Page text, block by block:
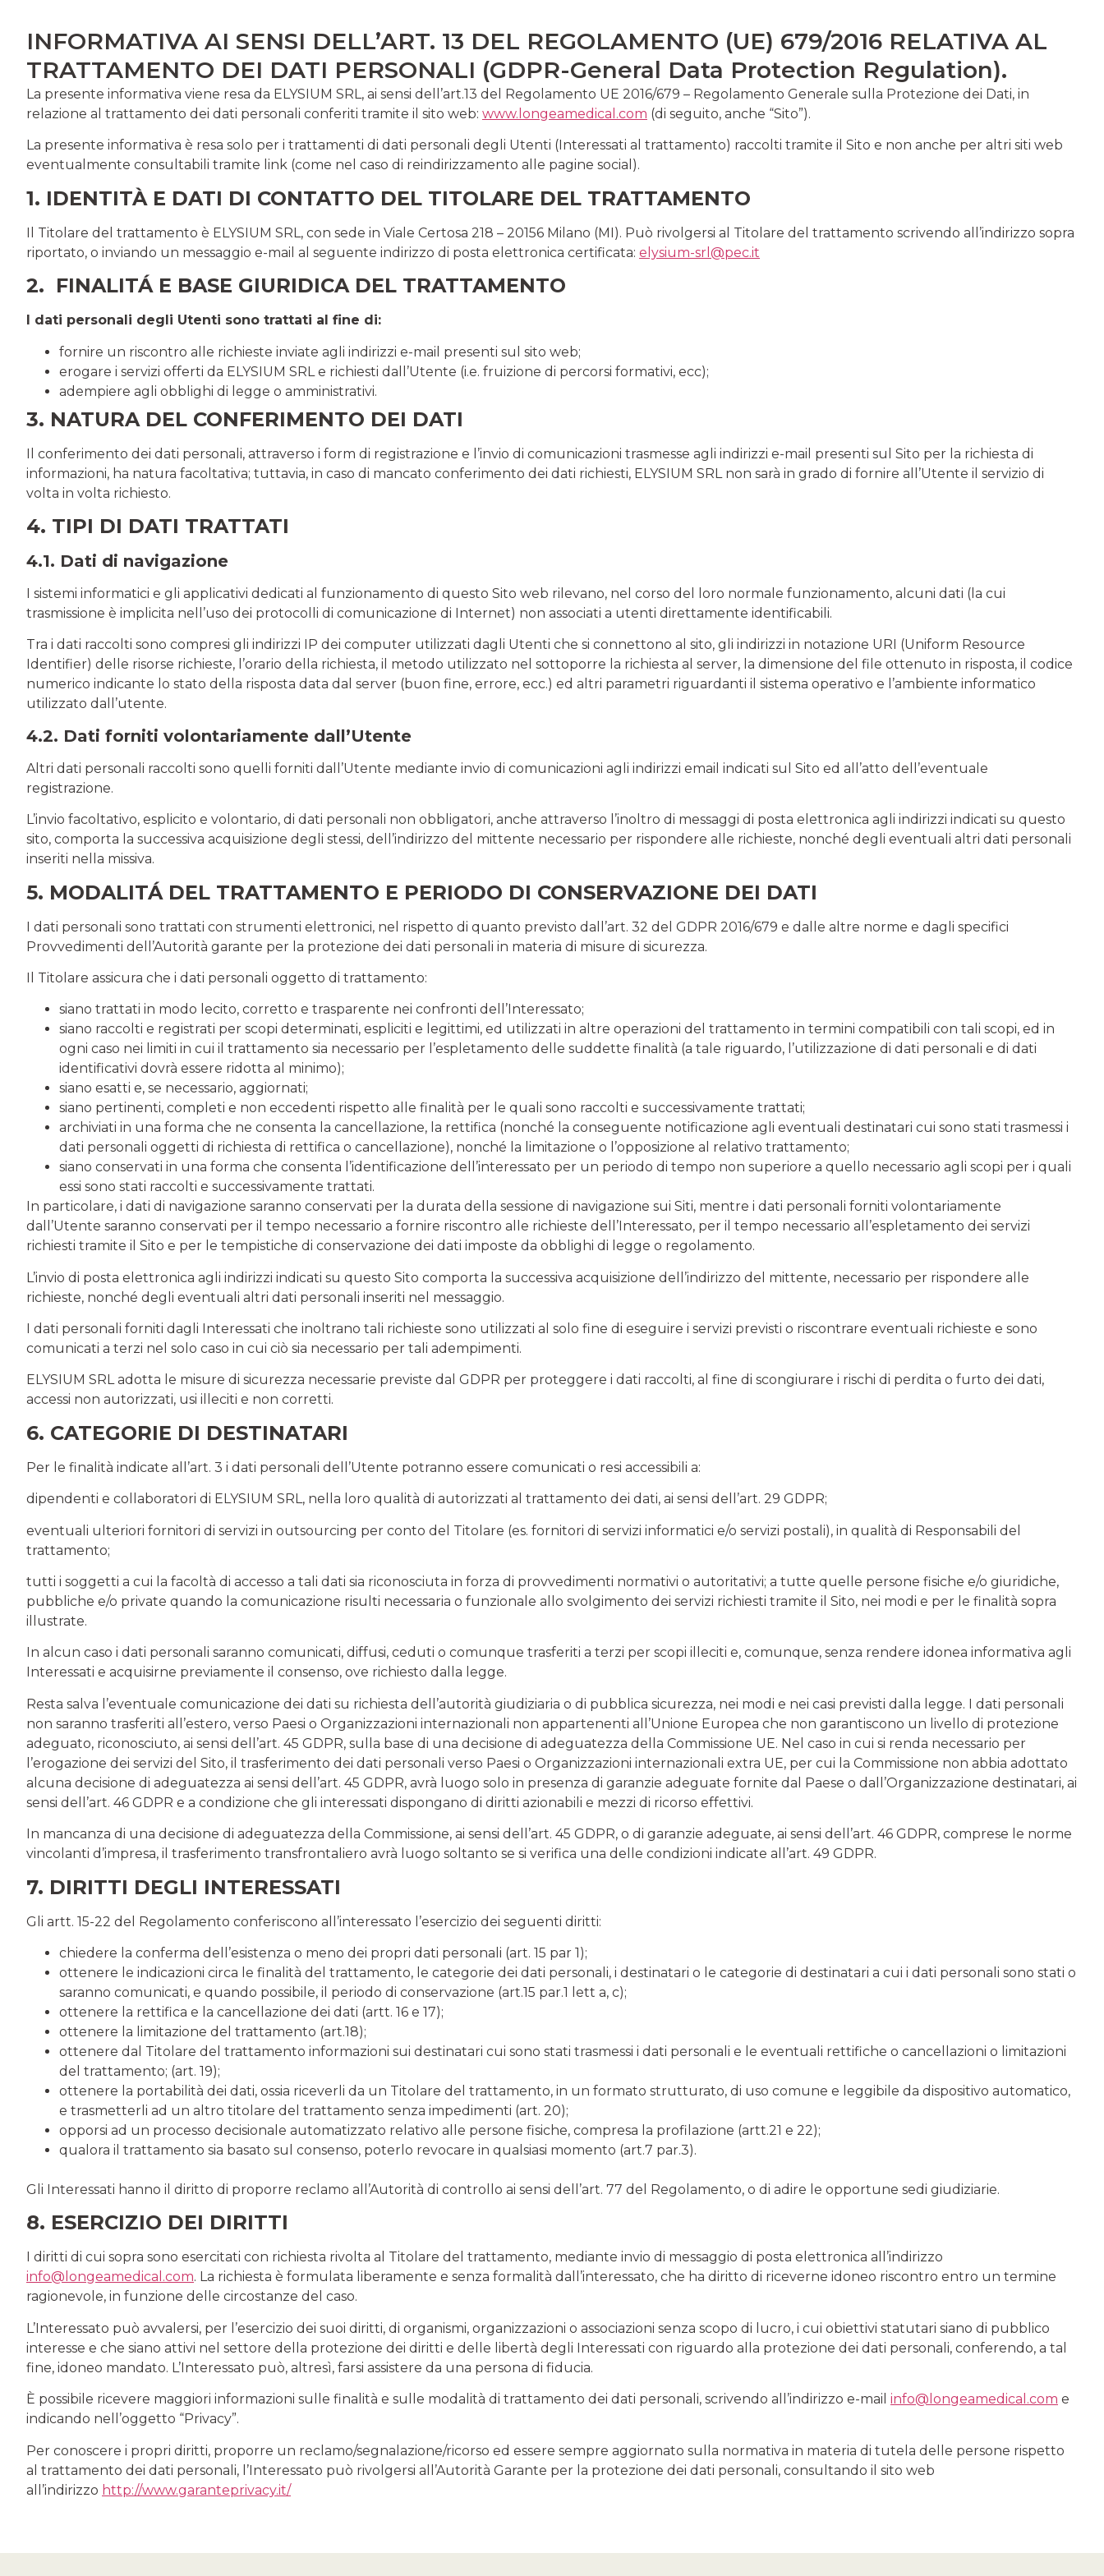
INFORMATIVA AI SENSI DELL’ART. 13 DEL REGOLAMENTO (UE) 679/2016 RELATIVA AL
TRATTAMENTO DEI DATI PERSONALI (GDPR-General Data Protection Regulation).
La presente informativa viene resa da ELYSIUM SRL, ai sensi dell’art.13 del Regolamento UE 2016/679 – Regolamento Generale sulla Protezione dei Dati, in
relazione al trattamento dei dati personali conferiti tramite il sito web: www.longeamedical.com (di seguito, anche “Sito”).
La presente informativa è resa solo per i trattamenti di dati personali degli Utenti (Interessati al trattamento) raccolti tramite il Sito e non anche per altri siti web
eventualmente consultabili tramite link (come nel caso di reindirizzamento alle pagine social).
1. IDENTITÀ E DATI DI CONTATTO DEL TITOLARE DEL TRATTAMENTO
Il Titolare del trattamento è ELYSIUM SRL, con sede in Viale Certosa 218 – 20156 Milano (MI). Può rivolgersi al Titolare del trattamento scrivendo all’indirizzo sopra
riportato, o inviando un messaggio e-mail al seguente indirizzo di posta elettronica certificata: elysium-srl@pec.it
2. FINALITÁ E BASE GIURIDICA DEL TRATTAMENTO
I dati personali degli Utenti sono trattati al fine di:
fornire un riscontro alle richieste inviate agli indirizzi e-mail presenti sul sito web;
erogare i servizi offerti da ELYSIUM SRL e richiesti dall’Utente (i.e. fruizione di percorsi formativi, ecc);
adempiere agli obblighi di legge o amministrativi.
3. NATURA DEL CONFERIMENTO DEI DATI
Il conferimento dei dati personali, attraverso i form di registrazione e l’invio di comunicazioni trasmesse agli indirizzi e-mail presenti sul Sito per la richiesta di
informazioni, ha natura facoltativa; tuttavia, in caso di mancato conferimento dei dati richiesti, ELYSIUM SRL non sarà in grado di fornire all’Utente il servizio di
volta in volta richiesto.
4. TIPI DI DATI TRATTATI
4.1. Dati di navigazione
I sistemi informatici e gli applicativi dedicati al funzionamento di questo Sito web rilevano, nel corso del loro normale funzionamento, alcuni dati (la cui
trasmissione è implicita nell’uso dei protocolli di comunicazione di Internet) non associati a utenti direttamente identificabili.
Tra i dati raccolti sono compresi gli indirizzi IP dei computer utilizzati dagli Utenti che si connettono al sito, gli indirizzi in notazione URI (Uniform Resource
Identifier) delle risorse richieste, l’orario della richiesta, il metodo utilizzato nel sottoporre la richiesta al server, la dimensione del file ottenuto in risposta, il codice
numerico indicante lo stato della risposta data dal server (buon fine, errore, ecc.) ed altri parametri riguardanti il sistema operativo e l’ambiente informatico
utilizzato dall’utente.
4.2. Dati forniti volontariamente dall’Utente
Altri dati personali raccolti sono quelli forniti dall’Utente mediante invio di comunicazioni agli indirizzi email indicati sul Sito ed all’atto dell’eventuale
registrazione.
L’invio facoltativo, esplicito e volontario, di dati personali non obbligatori, anche attraverso l’inoltro di messaggi di posta elettronica agli indirizzi indicati su questo
sito, comporta la successiva acquisizione degli stessi, dell’indirizzo del mittente necessario per rispondere alle richieste, nonché degli eventuali altri dati personali
inseriti nella missiva.
5. MODALITÁ DEL TRATTAMENTO E PERIODO DI CONSERVAZIONE DEI DATI
I dati personali sono trattati con strumenti elettronici, nel rispetto di quanto previsto dall’art. 32 del GDPR 2016/679 e dalle altre norme e dagli specifici
Provvedimenti dell’Autorità garante per la protezione dei dati personali in materia di misure di sicurezza.
Il Titolare assicura che i dati personali oggetto di trattamento:
siano trattati in modo lecito, corretto e trasparente nei confronti dell’Interessato;
siano raccolti e registrati per scopi determinati, espliciti e legittimi, ed utilizzati in altre operazioni del trattamento in termini compatibili con tali scopi, ed in
ogni caso nei limiti in cui il trattamento sia necessario per l’espletamento delle suddette finalità (a tale riguardo, l’utilizzazione di dati personali e di dati
identificativi dovrà essere ridotta al minimo);
siano esatti e, se necessario, aggiornati;
siano pertinenti, completi e non eccedenti rispetto alle finalità per le quali sono raccolti e successivamente trattati;
archiviati in una forma che ne consenta la cancellazione, la rettifica (nonché la conseguente notificazione agli eventuali destinatari cui sono stati trasmessi i
dati personali oggetti di richiesta di rettifica o cancellazione), nonché la limitazione o l’opposizione al relativo trattamento;
siano conservati in una forma che consenta l’identificazione dell’interessato per un periodo di tempo non superiore a quello necessario agli scopi per i quali
essi sono stati raccolti e successivamente trattati.
In particolare, i dati di navigazione saranno conservati per la durata della sessione di navigazione sui Siti, mentre i dati personali forniti volontariamente
dall’Utente saranno conservati per il tempo necessario a fornire riscontro alle richieste dell’Interessato, per il tempo necessario all’espletamento dei servizi
richiesti tramite il Sito e per le tempistiche di conservazione dei dati imposte da obblighi di legge o regolamento.
L’invio di posta elettronica agli indirizzi indicati su questo Sito comporta la successiva acquisizione dell’indirizzo del mittente, necessario per rispondere alle
richieste, nonché degli eventuali altri dati personali inseriti nel messaggio.
I dati personali forniti dagli Interessati che inoltrano tali richieste sono utilizzati al solo fine di eseguire i servizi previsti o riscontrare eventuali richieste e sono
comunicati a terzi nel solo caso in cui ciò sia necessario per tali adempimenti.
ELYSIUM SRL adotta le misure di sicurezza necessarie previste dal GDPR per proteggere i dati raccolti, al fine di scongiurare i rischi di perdita o furto dei dati,
accessi non autorizzati, usi illeciti e non corretti.
6. CATEGORIE DI DESTINATARI
Per le finalità indicate all’art. 3 i dati personali dell’Utente potranno essere comunicati o resi accessibili a:
dipendenti e collaboratori di ELYSIUM SRL, nella loro qualità di autorizzati al trattamento dei dati, ai sensi dell’art. 29 GDPR;
eventuali ulteriori fornitori di servizi in outsourcing per conto del Titolare (es. fornitori di servizi informatici e/o servizi postali), in qualità di Responsabili del
trattamento;
tutti i soggetti a cui la facoltà di accesso a tali dati sia riconosciuta in forza di provvedimenti normativi o autoritativi; a tutte quelle persone fisiche e/o giuridiche,
pubbliche e/o private quando la comunicazione risulti necessaria o funzionale allo svolgimento dei servizi richiesti tramite il Sito, nei modi e per le finalità sopra
illustrate.
In alcun caso i dati personali saranno comunicati, diffusi, ceduti o comunque trasferiti a terzi per scopi illeciti e, comunque, senza rendere idonea informativa agli
Interessati e acquisirne previamente il consenso, ove richiesto dalla legge.
Resta salva l’eventuale comunicazione dei dati su richiesta dell’autorità giudiziaria o di pubblica sicurezza, nei modi e nei casi previsti dalla legge. I dati personali
non saranno trasferiti all’estero, verso Paesi o Organizzazioni internazionali non appartenenti all’Unione Europea che non garantiscono un livello di protezione
adeguato, riconosciuto, ai sensi dell’art. 45 GDPR, sulla base di una decisione di adeguatezza della Commissione UE. Nel caso in cui si renda necessario per
l’erogazione dei servizi del Sito, il trasferimento dei dati personali verso Paesi o Organizzazioni internazionali extra UE, per cui la Commissione non abbia adottato
alcuna decisione di adeguatezza ai sensi dell’art. 45 GDPR, avrà luogo solo in presenza di garanzie adeguate fornite dal Paese o dall’Organizzazione destinatari, ai
sensi dell’art. 46 GDPR e a condizione che gli interessati dispongano di diritti azionabili e mezzi di ricorso effettivi.
In mancanza di una decisione di adeguatezza della Commissione, ai sensi dell’art. 45 GDPR, o di garanzie adeguate, ai sensi dell’art. 46 GDPR, comprese le norme
vincolanti d’impresa, il trasferimento transfrontaliero avrà luogo soltanto se si verifica una delle condizioni indicate all’art. 49 GDPR.
7. DIRITTI DEGLI INTERESSATI
Gli artt. 15-22 del Regolamento conferiscono all’interessato l’esercizio dei seguenti diritti:
chiedere la conferma dell’esistenza o meno dei propri dati personali (art. 15 par 1);
ottenere le indicazioni circa le finalità del trattamento, le categorie dei dati personali, i destinatari o le categorie di destinatari a cui i dati personali sono stati o
saranno comunicati, e quando possibile, il periodo di conservazione (art.15 par.1 lett a, c);
ottenere la rettifica e la cancellazione dei dati (artt. 16 e 17);
ottenere la limitazione del trattamento (art.18);
ottenere dal Titolare del trattamento informazioni sui destinatari cui sono stati trasmessi i dati personali e le eventuali rettifiche o cancellazioni o limitazioni
del trattamento; (art. 19);
ottenere la portabilità dei dati, ossia riceverli da un Titolare del trattamento, in un formato strutturato, di uso comune e leggibile da dispositivo automatico,
e trasmetterli ad un altro titolare del trattamento senza impedimenti (art. 20);
opporsi ad un processo decisionale automatizzato relativo alle persone fisiche, compresa la profilazione (artt.21 e 22);
qualora il trattamento sia basato sul consenso, poterlo revocare in qualsiasi momento (art.7 par.3).
Gli Interessati hanno il diritto di proporre reclamo all’Autorità di controllo ai sensi dell’art. 77 del Regolamento, o di adire le opportune sedi giudiziarie.
8. ESERCIZIO DEI DIRITTI
I diritti di cui sopra sono esercitati con richiesta rivolta al Titolare del trattamento, mediante invio di messaggio di posta elettronica all’indirizzo
info@longeamedical.com. La richiesta è formulata liberamente e senza formalità dall’interessato, che ha diritto di riceverne idoneo riscontro entro un termine
ragionevole, in funzione delle circostanze del caso.
L’Interessato può avvalersi, per l’esercizio dei suoi diritti, di organismi, organizzazioni o associazioni senza scopo di lucro, i cui obiettivi statutari siano di pubblico
interesse e che siano attivi nel settore della protezione dei diritti e delle libertà degli Interessati con riguardo alla protezione dei dati personali, conferendo, a tal
fine, idoneo mandato. L’Interessato può, altresì, farsi assistere da una persona di fiducia.
È possibile ricevere maggiori informazioni sulle finalità e sulle modalità di trattamento dei dati personali, scrivendo all’indirizzo e-mail info@longeamedical.com e
indicando nell’oggetto “Privacy”.
Per conoscere i propri diritti, proporre un reclamo/segnalazione/ricorso ed essere sempre aggiornato sulla normativa in materia di tutela delle persone rispetto
al trattamento dei dati personali, l’Interessato può rivolgersi all’Autorità Garante per la protezione dei dati personali, consultando il sito web
all’indirizzo http://www.garanteprivacy.it/